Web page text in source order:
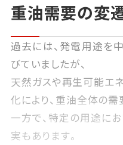
重油需要の変
過去には、発電用途を
びていましたが、
天然ガスや再生可能エ
化により、重油全体の
一方で、特定の用途に
実もあります。